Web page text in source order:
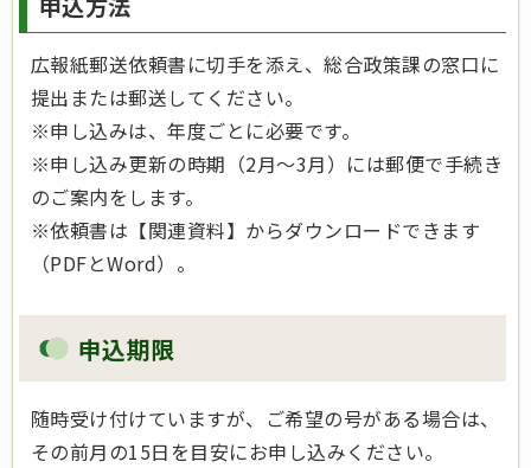
広報紙郵送依頼書に切手を添え、総合政策課の窓口に
提出または郵送してください。
※申し込みは、年度ごとに必要です。
※申し込み更新の時期（2月～3月）には郵便で手続き
のご案内をします。
※依頼書は【関連資料】からダウンロードできます
（PDFとWord）。
申込期限
随時受け付けていますが、ご希望の号がある場合は、
その前月の15日を目安にお申し込みください。